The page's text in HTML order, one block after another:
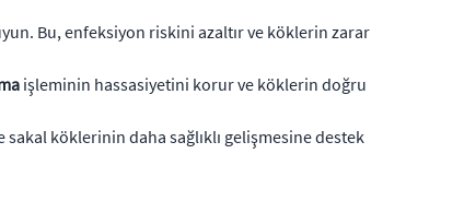
Bu, enfeksiyon riskini azaltır ve köklerin zarar
işleminin hassasiyetini korur ve köklerin doğru
köklerinin daha sağlıklı gelişmesine destek